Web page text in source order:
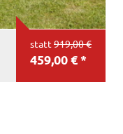
statt 919,00 €
459,00 € *